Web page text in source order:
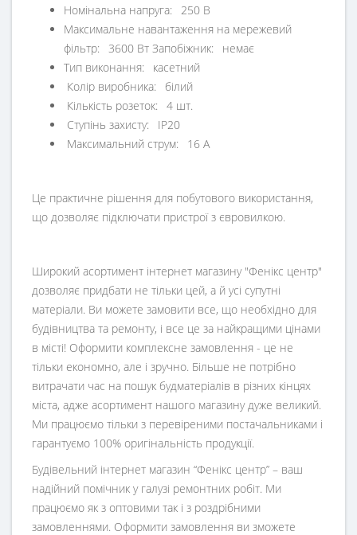
Номінальна напруга: 250 В
Максимальне навантаження на мережевий
фільтр: 3600 Вт Запобіжник: немає
Тип виконання: касетний
Колір виробника: білий
Кількість розеток: 4 шт.
Ступінь захисту: IP20
Максимальний струм: 16 А
Це практичне рішення для побутового використання,
що дозволяє підключати пристрої з євровилкою.
Широкий асортимент інтернет магазину "Фенікс центр"
дозволяє придбати не тільки цей, а й усі супутні
матеріали. Ви можете замовити все, що необхідно для
будівництва та ремонту, і все це за найкращими цінами
в місті! Оформити комплексне замовлення - це не
тільки економно, але і зручно. Більше не потрібно
витрачати час на пошук будматеріалів в різних кінцях
міста, адже асортимент нашого магазину дуже великий.
Ми працюємо тільки з перевіреними постачальниками і
гарантуємо 100% оригінальність продукції.
Будівельний інтернет магазин “Фенікс центр” – ваш
надійний помічник у галузі ремонтних робіт. Ми
працюємо як з оптовими так і з роздрібними
замовленнями. Оформити замовлення ви зможете